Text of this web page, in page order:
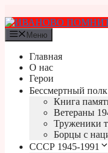
к
содержимому
Меню
Главная
О нас
Герои
Бессмертный полк
Книга
Ветераны
Труженики
Борцы с
СССР 1945-1991